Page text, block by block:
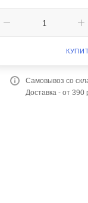
Самовывоз со
Доставка - от 390